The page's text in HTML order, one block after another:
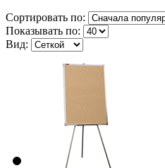
Сортировать по:
Показывать по:
Вид: